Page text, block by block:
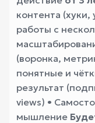
контента
работы с
(воронка,
понятные и
результат
views) •
мышление